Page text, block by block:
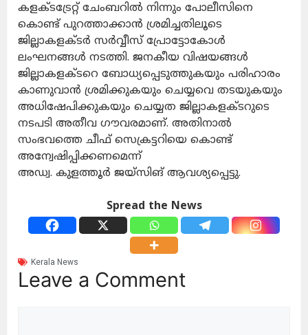
കളക്ടട്രേറ്റ് ചേംബറിൽ നിന്നും പോലീസിനെ
കൊണ്ട് പുറത്താക്കാൻ ശ്രമിച്ചതിലൂടെ
ജില്ലാകളക്ടർ സർവ്വീസ് പ്രോട്ടോകോൾ
ലംഘനങ്ങൾ നടത്തി. ജനകീയ വിഷയങ്ങൾ
ജില്ലാകളക്ടറെ ബോധ്യപ്പെടുത്തുകയും പരിഹാരം
കാണുവാൻ ശ്രമിക്കുകയും ചെയ്യവെ തടയുകയും
അധിഷേപിക്കുകയും ചെയ്യത ജില്ലാകളക്ടറുടെ
നടപടി അതീവ ഗൗവരമാണ്. അതിനാൽ
സംഭവത്തെ ചീഫ് സെക്രട്ടറിയെ കൊണ്ട്
അന്വേഷിപ്പിക്കണമെന്ന്
അഡ്വ. കുളത്തൂർ ജയ്സിങ് ആവശ്യപ്പെട്ടു.
Spread the News
Kerala News
Leave a Comment